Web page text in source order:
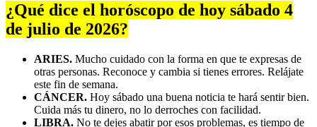
¿Qué dice el horóscopo de hoy sábado 4
de julio de 2026?
ARIES. Mucho cuidado con la forma en que te expresas de
otras personas. Reconoce y cambia si tienes errores. Relájate
este fin de semana.
CÁNCER. Hoy sábado una buena noticia te hará sentir bien.
Cuida más tu dinero, no lo derroches con facilidad.
LIBRA. No te dejes abatir por esos problemas, es tiempo de